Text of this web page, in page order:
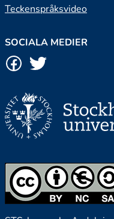
Teckenspråksvideo
SOCIALA MEDIER